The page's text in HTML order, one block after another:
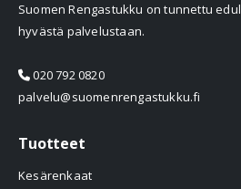
Suomen Rengastukku on tunnettu
hyvästä palvelustaan.
020 792 0820
palvelu@suomenrengastukku.fi
Tuotteet
Kesärenkaat